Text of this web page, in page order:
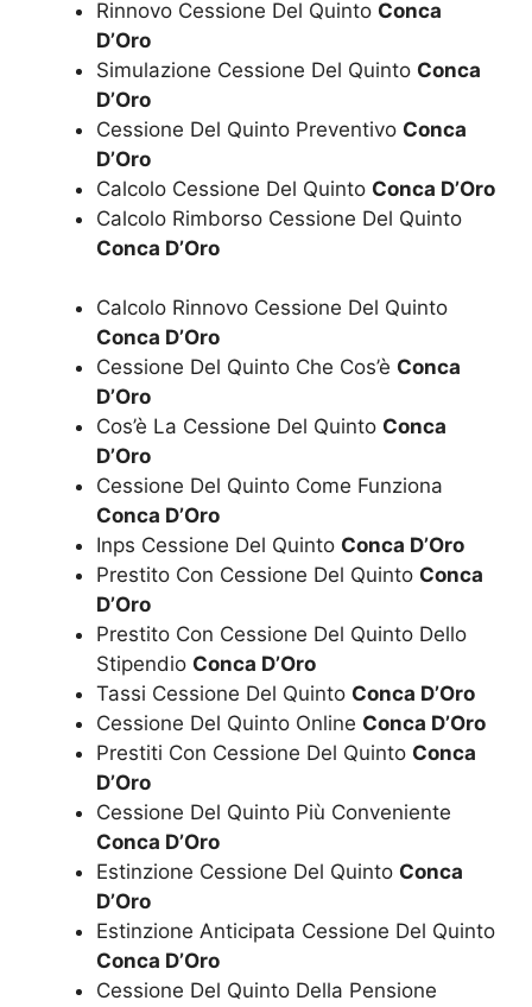
Rinnovo Cessione Del Quinto Conca
D’Oro
Simulazione Cessione Del Quinto Conca
D’Oro
Cessione Del Quinto Preventivo Conca
D’Oro
Calcolo Cessione Del Quinto Conca D’Oro
Calcolo Rimborso Cessione Del Quinto
Conca D’Oro
Calcolo Rinnovo Cessione Del Quinto
Conca D’Oro
Cessione Del Quinto Che Cos’è Conca
D’Oro
Cos’è La Cessione Del Quinto Conca
D’Oro
Cessione Del Quinto Come Funziona
Conca D’Oro
Inps Cessione Del Quinto Conca D’Oro
Prestito Con Cessione Del Quinto Conca
D’Oro
Prestito Con Cessione Del Quinto Dello
Stipendio Conca D’Oro
Tassi Cessione Del Quinto Conca D’Oro
Cessione Del Quinto Online Conca D’Oro
Prestiti Con Cessione Del Quinto Conca
D’Oro
Cessione Del Quinto Più Conveniente
Conca D’Oro
Estinzione Cessione Del Quinto Conca
D’Oro
Estinzione Anticipata Cessione Del Quinto
Conca D’Oro
Cessione Del Quinto Della Pensione